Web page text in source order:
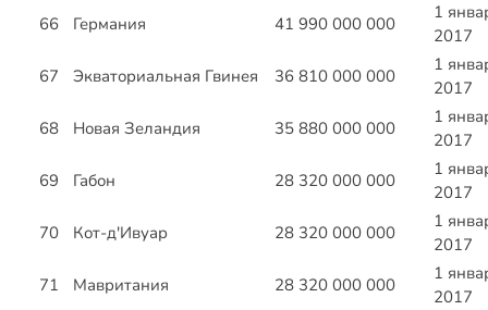
66
Германия 41 990 000 000
1
2017
67
Экваториальная Гвинея 36 810 000 000
1
2017
68
Новая Зеландия 35 880 000 000
1
2017
69
Габон 28 320 000 000
1
2017
70
Кот-д'Ивуар 28 320 000 000
1
2017
71
Мавритания 28 320 000 000
1
2017